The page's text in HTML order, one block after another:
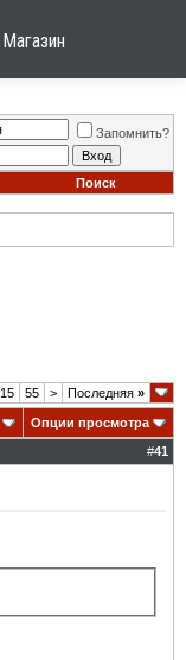
Магазин
Запомнить?
Поиск
15 55 > Последняя »
Опции просмотра
#41